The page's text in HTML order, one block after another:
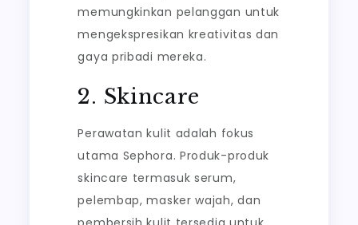
memungkinkan pelanggan untuk
mengekspresikan kreativitas dan
gaya pribadi mereka.
2. Skincare
Perawatan kulit adalah fokus
utama Sephora. Produk-produk
skincare termasuk serum,
pelembap, masker wajah, dan